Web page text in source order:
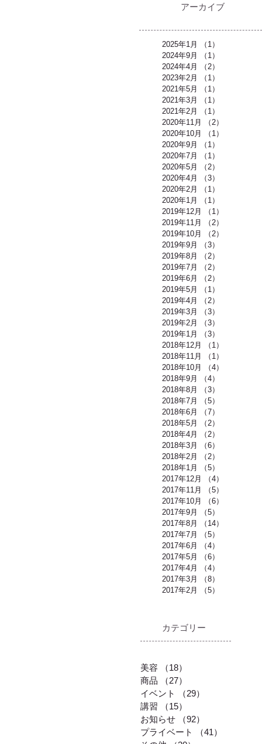
​アーカイブ
2025年1月 （1）
2024年9月
（1）
2024年4月
（2）
2023年2月
（1）
2021年5月
（1）
2021年3月
（1）
2021年2月
（1）
2020年11月
（2）
2020年10月
（1）
2020年9月
（1）
2020年7月
（1）
2020年5月
（2）
2020年4月
（3）
2020年2月
（1）
2020年1月
（1）
2019年12月
（1）
2019年11月
（2）
2019年10月
（2）
2019年9月
（3）
2019年8月
（2）
2019年7月
（2）
2019年6月
（2）
2019年5月
（1）
2019年4月
（2）
2019年3月
（3）
2019年2月
（3）
2019年1月
（3）
2018年12月
（1）
2018年11月
（1）
2018年10月
（4）
2018年9月
（4）
2018年8月
（3）
2018年7月
（5）
2018年6月
（7）
2018年5月
（2）
2018年4月
（2）
2018年3月
（6）
2018年2月
（2）
2018年1月
（5）
2017年12月
（4）
2017年11月
（5）
2017年10月
（6）
2017年9月
（5）
2017年8月
（14）
2017年7月
（5）
2017年6月
（4）
2017年5月
（6）
2017年4月
（4）
2017年3月
（8）
2017年2月
（5）
​カテゴリー
美容 （18）
商品
（27）
イベント
（29）
講習
（15）
お知らせ
（92）
プライベート
（41）